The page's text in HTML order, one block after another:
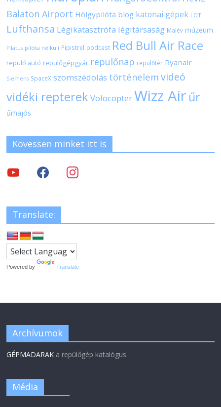
Balaton Airport Hölgypilóta blog katonai gépek LOT
Lufthansa Légikatasztrófa légitársaság Malév múzeum
Pilatus pilóta nélküli Pipistrel podcast Red Bull Air Race
repülő autó repülőgépgyár repülőnap repülőtér Ryanair
Siemens SpaceX szomszédolás történelem videó
vidéki repterek VolocopterWizz Air űr
űrhajós
Kövessen minket itt is
Translate:
Powered by Translate
Archívumok
GÉPMADARAK a repülőgép katalógus
Média